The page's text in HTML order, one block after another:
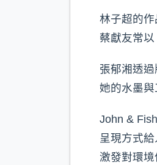
林子超的
蔡獻友常
張郁湘透
她的水墨
John &
呈現方式
激發對環境